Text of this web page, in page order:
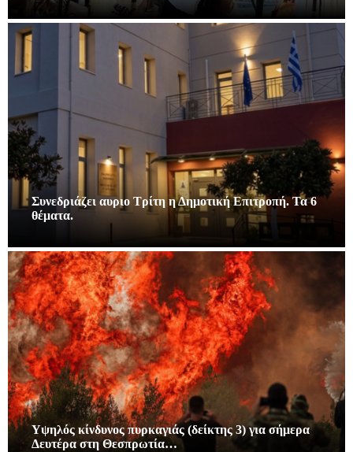
Συνεδριάζει αυριο Τρίτη η Δημοτική Επιτροπή. Τα 6
θέματα.
Υψηλός κίνδυνος πυρκαγιάς (δείκτης 3) για σήμερα
Δευτέρα στη Θεσπρωτία…